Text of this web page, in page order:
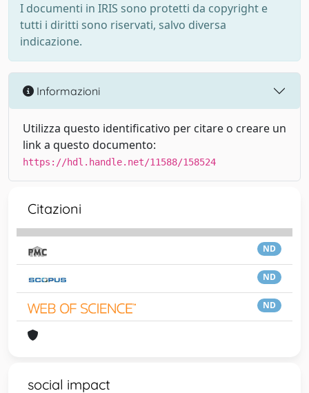
I documenti in IRIS sono protetti da copyright e
tutti i diritti sono riservati, salvo diversa
indicazione.
Informazioni
Utilizza questo identificativo per citare o creare un
link a questo documento:
https://hdl.handle.net/11588/158524
Citazioni
ND
ND
ND
social impact